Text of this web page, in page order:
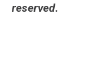
reserved.